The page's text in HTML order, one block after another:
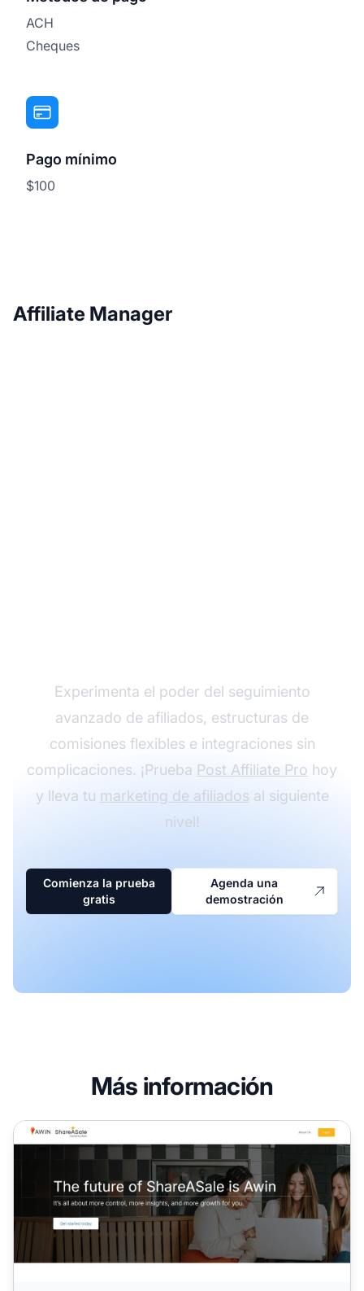
ACH
Cheques
Pago mínimo
$100
Affiliate Manager
Experimenta el poder del seguimiento
avanzado de afiliados, estructuras de
comisiones flexibles e integraciones sin
complicaciones. ¡Prueba Post Affiliate Pro hoy
y lleva tu marketing de afiliados al siguiente
nivel!
Comienza la prueba
gratis
Agenda una
demostración
Más información
Programa de Afiliados Sharesale